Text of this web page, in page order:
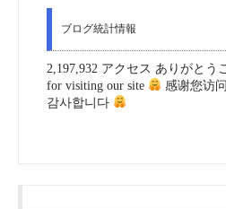
ブログ統計情報
2,197,932 アクセス ありがとう
for visiting our site
感谢您访
감사합니다